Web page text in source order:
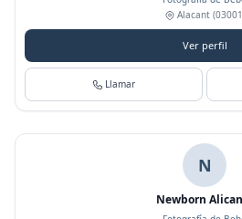
Alacant
Ver perfil
Llamar
N
Newborn